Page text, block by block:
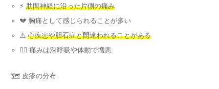
⚡肋間神経に沿った片側の痛み
💔 胸痛として感じられることが多い
⚠️心疾患や胆石症と間違われることがある
😮‍💨 痛みは深呼吸や体動で増悪
🗺️ 皮疹の分布